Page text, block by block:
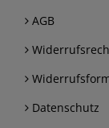
AGB
Datenschutz